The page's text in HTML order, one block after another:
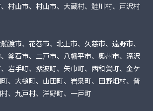
村山市、村山市、大蔵村、鮭川村、戸沢村
渡市、花巻市、北上市、久慈市、遠野市、
釜石市、二戸市、八幡平市、奥州市、滝沢
岩手町、紫波町、矢巾町、西和賀町、金ケ
、大槌町、山田町、岩泉町、田野畑村、普
、九戸村、洋野町、一戸町